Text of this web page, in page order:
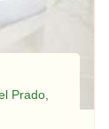
Prado,